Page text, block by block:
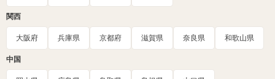
関西
大阪府 兵庫県 京都府 滋賀県 奈良県 和歌山県
中国